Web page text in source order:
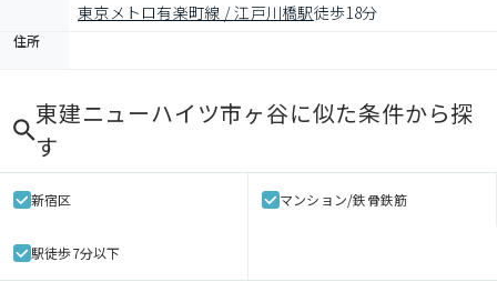
東京メトロ有楽町線 / 江戸川橋駅徒歩18分
住所
東建ニューハイツ市ヶ谷に似た条件から探
す
新宿区 マンション/鉄骨鉄筋
駅徒歩7分以下